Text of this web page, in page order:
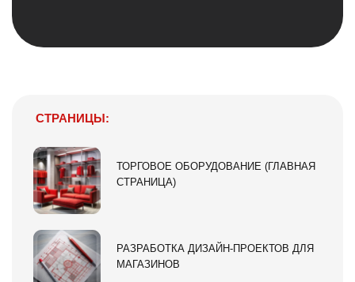
СТРАНИЦЫ:
ТОРГОВОЕ ОБОРУДОВАНИЕ (ГЛАВНАЯ
СТРАНИЦА)
РАЗРАБОТКА ДИЗАЙН-ПРОЕКТОВ ДЛЯ
МАГАЗИНОВ